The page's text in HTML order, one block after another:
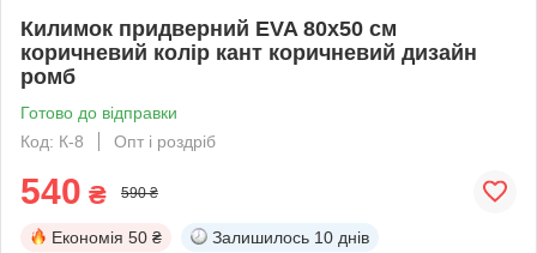
Килимок придверний EVA 80х50 см
коричневий колір кант коричневий дизайн
ромб
Готово до відправки
Код: К-8
Опт і роздріб
540 ₴ 590 ₴
Економія 50 ₴ Залишилось 10 днів